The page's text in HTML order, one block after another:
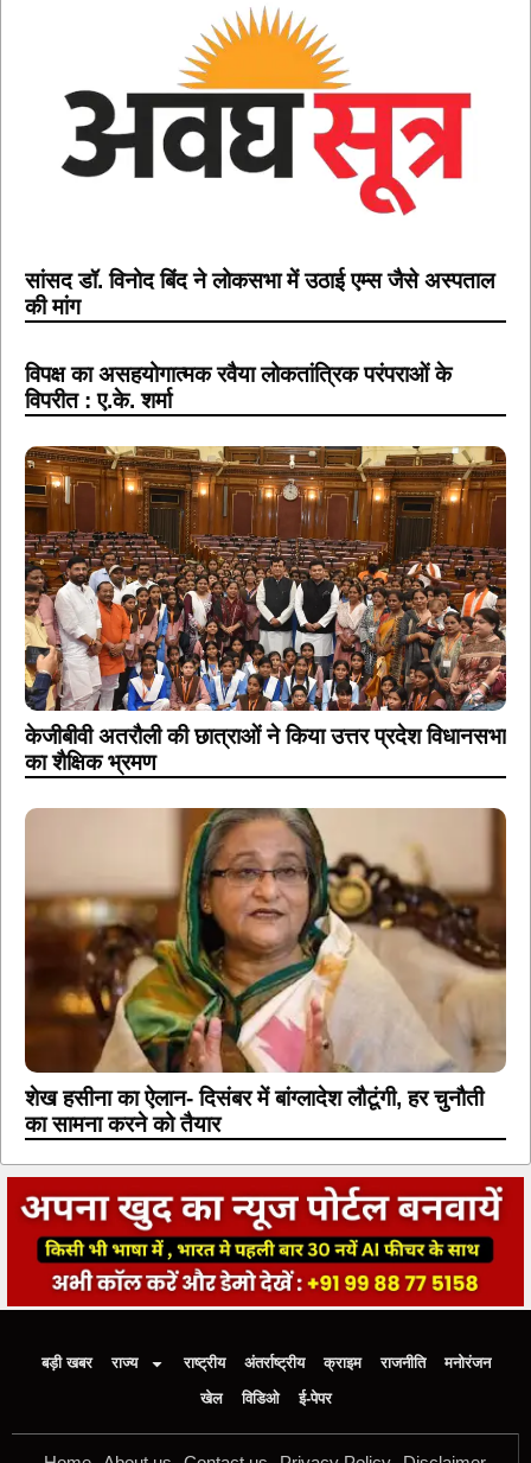
सांसद डॉ. विनोद बिंद ने लोकसभा में उठाई एम्स जैसे अस्पताल
की मांग
विपक्ष का असहयोगात्मक रवैया लोकतांत्रिक परंपराओं के
विपरीत : ए.के. शर्मा
केजीबीवी अतरौली की छात्राओं ने किया उत्तर प्रदेश विधानसभा
का शैक्षिक भ्रमण
शेख हसीना का ऐलान- दिसंबर में बांग्लादेश लौटूंगी, हर चुनौती
का सामना करने को तैयार
बड़ी खबर राज्य राष्ट्रीय अंतर्राष्ट्रीय क्राइम राजनीति
मनोरंजन
खेल
विडिओ ई-पेपर